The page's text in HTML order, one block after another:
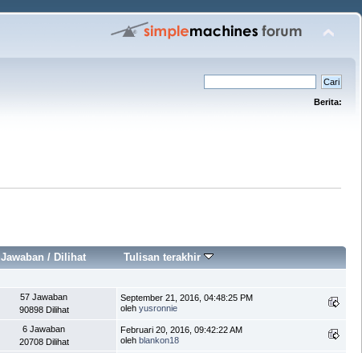
Berita:
Jawaban / Dilihat Tulisan terakhir
57 Jawaban
90898 Dilihat
September 21, 2016, 04:48:25 PM
oleh yusronnie
6 Jawaban
20708 Dilihat
Februari 20, 2016, 09:42:22 AM
oleh blankon18